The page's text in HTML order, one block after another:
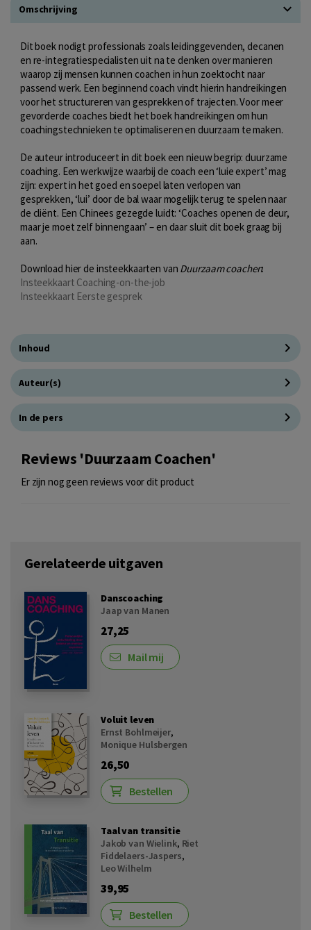
Omschrijving
Dit boek nodigt professionals zoals leidinggevenden, decanen
en re-integratiespecialisten uit na te denken over manieren
waarop zij mensen kunnen coachen in hun zoektocht naar
passend werk. Een beginnend coach vindt hierin handreikingen
voor het structureren van gesprekken of trajecten. Voor meer
gevorderde coaches biedt het boek handreikingen om hun
coachingstechnieken te optimaliseren en duurzaam te maken.
De auteur introduceert in dit boek een nieuw begrip: duurzame
coaching. Een werkwijze waarbij de coach een ‘luie expert’ mag
zijn: expert in het goed en soepel laten verlopen van
gesprekken, ‘lui’ door de bal waar mogelijk terug te spelen naar
de cliënt. Een Chinees gezegde luidt: ‘Coaches openen de deur,
maar je moet zelf binnengaan’ – en daar sluit dit boek graag bij
aan.
Download hier de insteekkaarten van Duurzaam coachen:
Insteekkaart Coaching-on-the-job
Insteekkaart Eerste gesprek
Inhoud
Auteur(s)
In de pers
Reviews 'Duurzaam Coachen'
Er zijn nog geen reviews voor dit product
Gerelateerde uitgaven
Danscoaching
Jaap van Manen
27,25
Mail mij
Voluit leven
Ernst Bohlmeijer,
Monique Hulsbergen
26,50
Bestellen
Taal van transitie
Jakob van Wielink, Riet
Fiddelaers-Jaspers,
Leo Wilhelm
39,95
Bestellen